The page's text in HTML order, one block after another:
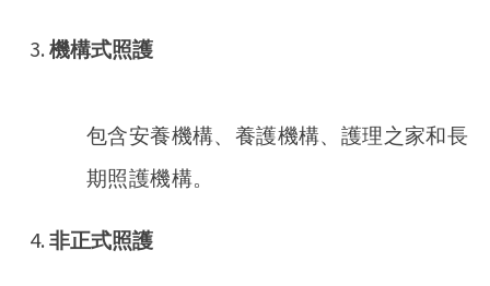
機構式照護
包含安養機構、養護機構、護理之家和長
期照護機構。
非正式照護